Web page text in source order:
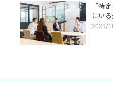
「特
にい
2025/